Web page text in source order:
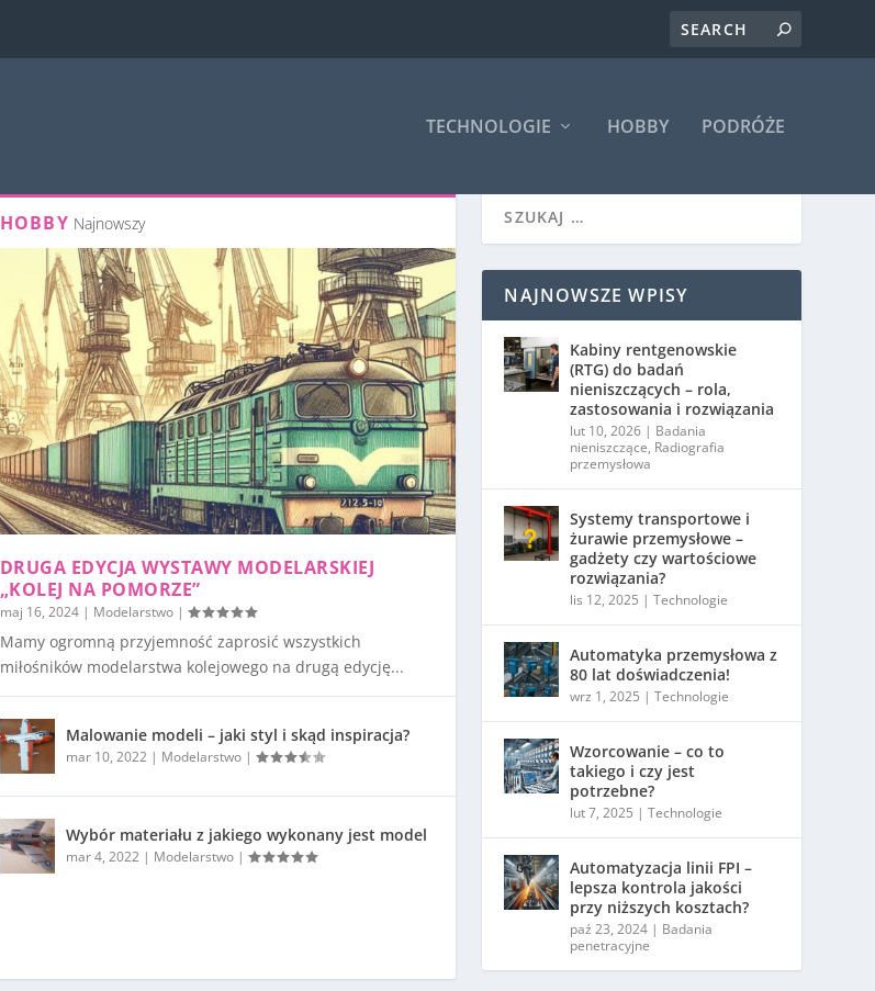
TECHNOLOGIE HOBBY PODRÓŻE
HOBBY Najnowszy
DRUGA EDYCJA WYSTAWY MODELARSKIEJ
„KOLEJ NA POMORZE”
maj 16, 2024| Modelarstwo|
Mamy ogromną przyjemność zaprosić wszystkich
miłośników modelarstwa kolejowego na drugą edycję...
Malowanie modeli – jaki styl i skąd inspiracja?
mar 10, 2022 | Modelarstwo|
Wybór materiału z jakiego wykonany jest model
mar 4, 2022 | Modelarstwo|
NAJNOWSZE WPISY
Kabiny rentgenowskie
(RTG) do badań
nieniszczących – rola,
zastosowania i rozwiązania
lut 10, 2026 | Badania
nieniszczące, Radiografia
przemysłowa
Systemy transportowe i
żurawie przemysłowe –
gadżety czy wartościowe
rozwiązania?
lis 12, 2025 |Technologie
Automatyka przemysłowa z
80 lat doświadczenia!
wrz 1, 2025 |Technologie
Wzorcowanie – co to
takiego i czy jest
potrzebne?
lut 7, 2025 |Technologie
Automatyzacja linii FPI –
lepsza kontrola jakości
przy niższych kosztach?
paź 23, 2024 | Badania
penetracyjne